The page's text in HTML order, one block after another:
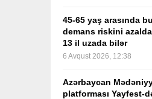
45-65 yaş arasında
demans riskini
13 il uzada bilər
6 Avqust 2026, 12:38
Azərbaycan
platforması Yayfest-